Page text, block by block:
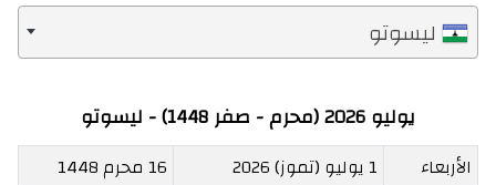
ليسوتو
يوليو 2026 (محرم - صفر 1448) - ليسوتو
الأربعاء 1 يوليو (تموز) 2026
16 محرم 1448